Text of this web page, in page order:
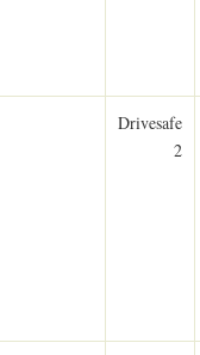
Drivesafe
2